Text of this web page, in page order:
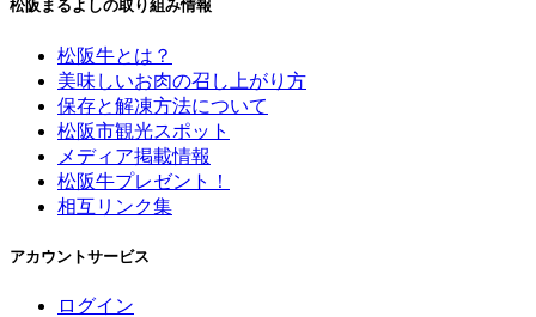
松阪まるよしの取り組み情報
松阪牛とは？
美味しいお肉の召し上がり方
保存と解凍方法について
松阪市観光スポット
メディア掲載情報
松阪牛プレゼント！
相互リンク集
アカウントサービス
ログイン